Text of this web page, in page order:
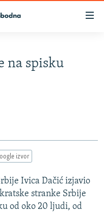
na spisku
izvor
Ivica Dačić izjavio
stranke Srbije
od oko 20 ljudi, od